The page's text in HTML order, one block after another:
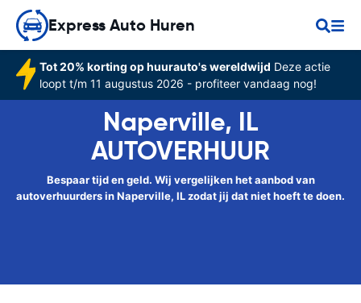
Express Auto Huren
Tot 20% korting op huurauto's wereldwijd Deze actie
loopt t/m 11 augustus 2026 - profiteer vandaag nog!
Naperville, IL
AUTOVERHUUR
Bespaar tijd en geld. Wij vergelijken het aanbod van
autoverhuurders in Naperville, IL zodat jij dat niet hoeft te doen.